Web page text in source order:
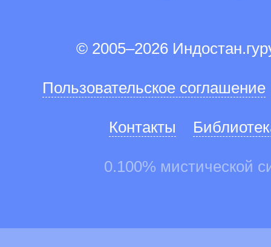
© 2005–2026
Пользовательское соглашение
Контакты
0.100% мистической